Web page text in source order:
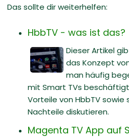
Das sollte dir weiterhelfen:
HbbTV - was ist das?
Dieser Artikel
das Konzept
man häufig
mit Smart TVs
Vorteile von HbbTV sowie
Nachteile diskutieren.
Magenta TV App auf